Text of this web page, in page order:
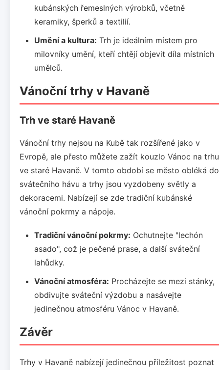
kubánských řemeslných výrobků, včetně
keramiky, šperků a textilií.
Umění a kultura: Trh je ideálním místem pro
milovníky umění, kteří chtějí objevit díla místních
umělců.
Vánoční trhy v Havaně
Trh ve staré Havaně
Vánoční trhy nejsou na Kubě tak rozšířené jako v
Evropě, ale přesto můžete zažít kouzlo Vánoc na trhu
ve staré Havaně. V tomto období se město obléká do
svátečního hávu a trhy jsou vyzdobeny světly a
dekoracemi. Nabízejí se zde tradiční kubánské
vánoční pokrmy a nápoje.
Tradiční vánoční pokrmy: Ochutnejte "lechón
asado", což je pečené prase, a další sváteční
lahůdky.
Vánoční atmosféra: Procházejte se mezi stánky,
obdivujte sváteční výzdobu a nasávejte
jedinečnou atmosféru Vánoc v Havaně.
Závěr
Trhy v Havaně nabízejí jedinečnou příležitost poznat